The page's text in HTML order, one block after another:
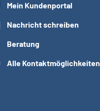
Mein Kundenportal
Nachricht schreiben
Beratung
Alle Kontaktmöglichkeiten